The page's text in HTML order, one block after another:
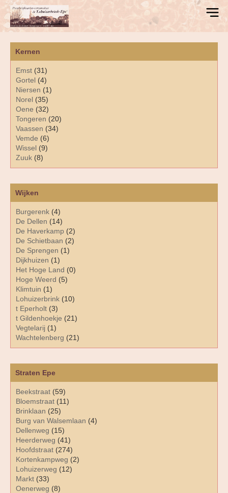
Kernen
Emst (31)
Gortel (4)
Niersen (1)
Norel (35)
Oene (32)
Tongeren (20)
Vaassen (34)
Vemde (6)
Wissel (9)
Zuuk (8)
Straten Epe
Beekstraat (59)
Bloemstraat (11)
Brinklaan (25)
Burg van Walsemlaan (4)
Dellenweg (15)
Heerderweg (41)
Hoofdstraat (274)
Kortenkampweg (2)
Lohuizerweg (12)
Markt (33)
Oenerweg (8)
Wijken
Burgerenk (4)
De Dellen (14)
De Haverkamp (2)
De Schietbaan (2)
De Sprengen (1)
Dijkhuizen (1)
Het Hoge Land (0)
Hoge Weerd (5)
Klimtuin (1)
Lohuizerbrink (10)
t Eperholt (3)
t Gildenhoekje (21)
Vegtelarij (1)
Wachtelenberg (21)